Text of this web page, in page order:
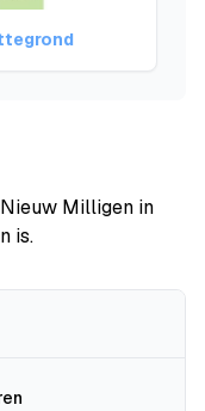
Milligen in
is.